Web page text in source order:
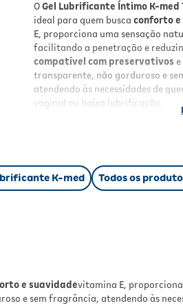
OGel Lubrificante Íntimo K-med
ideal para quem buscaconforto
E, proporciona uma sensação
facilitando a penetração e
compatível com preservativos
transparente, não gorduroso e
atendendo às necessidades de
vaginal ou baixa lubrificação.
Enriquecido com vitamina E
Transparente, sem
Compatível com
proporciona uma experiência
e prazerosa, mantendo a
K-med Todos os
e suavidadevitamina E,
e sem fragrância, atendendo às